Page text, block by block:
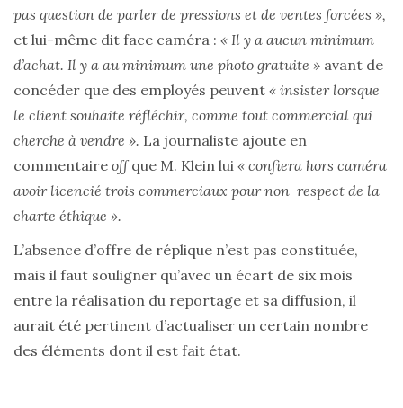
pas question de parler de pressions et de ventes forcées »,
et lui-même dit face caméra : « Il y a aucun minimum
d’achat. Il y a au minimum une photo gratuite » avant de
concéder que des employés peuvent « insister lorsque
le client souhaite réfléchir, comme tout commercial qui
cherche à vendre ». La journaliste ajoute en
commentaire offque M. Klein lui « confiera hors caméra
avoir licencié trois commerciaux pour non-respect de la
charte éthique ».
L’absence d’offre de réplique n’est pas constituée,
mais il faut souligner qu’avec un écart de six mois
entre la réalisation du reportage et sa diffusion, il
aurait été pertinent d’actualiser un certain nombre
des éléments dont il est fait état.